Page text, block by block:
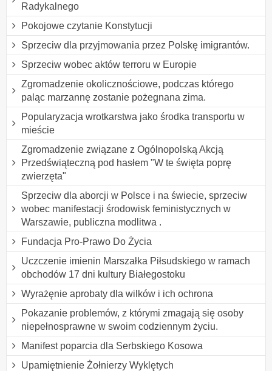
Radykalnego
Pokojowe czytanie Konstytucji
Sprzeciw dla przyjmowania przez Polskę imigrantów.
Sprzeciw wobec aktów terroru w Europie
Zgromadzenie okolicznościowe, podczas którego
paląc marzannę zostanie pożegnana zima.
Popularyzacja wrotkarstwa jako środka transportu w
mieście
Zgromadzenie związane z Ogólnopolską Akcją
Przedświąteczną pod hasłem "W te święta poprę
zwierzęta"
Sprzeciw dla aborcji w Polsce i na świecie, sprzeciw
wobec manifestacji środowisk feministycznych w
Warszawie, publiczna modlitwa .
Fundacja Pro-Prawo Do Życia
Uczczenie imienin Marszałka Piłsudskiego w ramach
obchodów 17 dni kultury Białegostoku
Wyrażęnie aprobaty dla wilków i ich ochrona
Pokazanie problemów, z którymi zmagają się osoby
niepełnosprawne w swoim codziennym życiu.
Manifest poparcia dla Serbskiego Kosowa
Upamiętnienie Żołnierzy Wyklętych